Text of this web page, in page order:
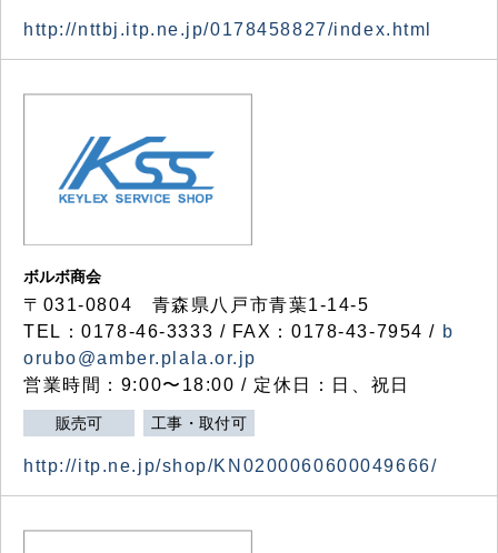
http://nttbj.itp.ne.jp/0178458827/index.html
ボルボ商会
〒031-0804 青森県八戸市青葉1-14-5
TEL：0178-46-3333 / FAX：0178-43-7954 / b
orubo@amber.plala.or.jp
営業時間：9:00〜18:00 / 定休日：日、祝日
販売可 工事・取付可
http://itp.ne.jp/shop/KN0200060600049666/